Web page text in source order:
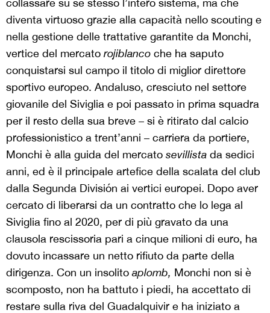
collassare su sé stesso l’intero sistema, ma che
diventa virtuoso grazie alla capacità nello scouting e
nella gestione delle trattative garantite da Monchi,
vertice del mercato rojiblanco che ha saputo
conquistarsi sul campo il titolo di miglior direttore
sportivo europeo. Andaluso, cresciuto nel settore
giovanile del Siviglia e poi passato in prima squadra
per il resto della sua breve – si è ritirato dal calcio
professionistico a trent’anni – carriera da portiere,
Monchi è alla guida del mercato sevillista da sedici
anni, ed è il principale artefice della scalata del club
dalla Segunda División ai vertici europei. Dopo aver
cercato di liberarsi da un contratto che lo lega al
Siviglia fino al 2020, per di più gravato da una
clausola rescissoria pari a cinque milioni di euro, ha
dovuto incassare un netto rifiuto da parte della
dirigenza. Con un insolitoaplomb, Monchi non si è
scomposto, non ha battuto i piedi, ha accettato di
restare sulla riva del Guadalquivir e ha iniziato a